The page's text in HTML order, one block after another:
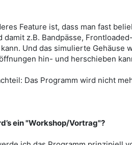
Feature ist, dass man fast
damit z.B. Bandpässe,
Und das simulierte Gehäuse
hin- und herschieben
Das Programm wird nicht
ein "Workshop/Vortrag"?